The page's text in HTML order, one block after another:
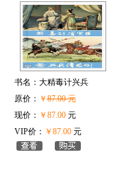
书名： 大精毒计兴兵
原价： ￥87.00 元
现价： ￥87.00元
VIP价： ￥87.00元